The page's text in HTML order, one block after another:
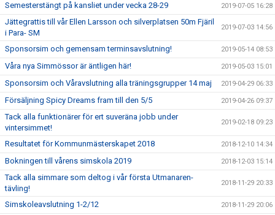
Semesterstängt på kansliet under vecka 28-29 2019-07-05 16:28
Jättegrattis till vår Ellen Larsson och silverplatsen 50m Fjäril
i Para- SM
2019-07-03 14:56
Sponsorsim och gemensam terminsavslutning! 2019-05-14 08:53
Våra nya Simmössor är äntligen här! 2019-05-03 15:01
Sponsorsim och Våravslutning alla träningsgrupper 14 maj 2019-04-29 06:33
Försäljning Spicy Dreams fram till den 5/5 2019-04-26 09:37
Tack alla funktionärer för ert suveräna jobb under
vintersimmet!
2019-02-18 09:23
Resultatet för Kommunmästerskapet 2018 2018-12-10 14:34
Bokningen till vårens simskola 2019 2018-12-03 15:14
Tack alla simmare som deltog i vår första Utmanaren-
tävling!
2018-11-29 20:33
Simskoleavslutning 1-2/12 2018-11-29 20:06